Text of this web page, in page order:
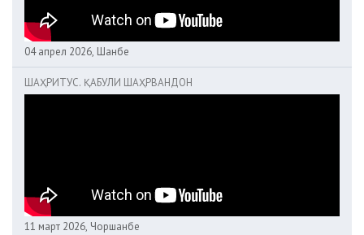
04 апрел 2026, Шанбе
ШАҲРИТУС. ҚАБУЛИ ШАҲРВАНДОН
11 март 2026, Чоршанбе